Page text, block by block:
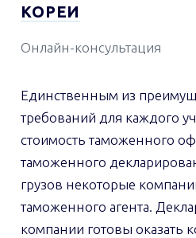
КОРЕИ
Онлайн-консультация
Единственным из
требований для каждого
стоимость таможенного
таможенного
грузов некоторые
таможенного агента.
компании готовы оказать